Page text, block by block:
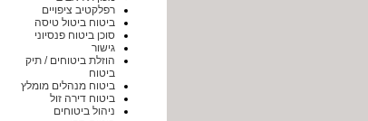
רפלקטיב ציפויים
ביטוח ביטול טיסה
סוכן ביטוח פנסיוני
גישור
הוזלת ביטוחים / תיק
ביטוח
ביטוח מנהלים מומלץ
ביטוח דירה זול
ניהול ביטוחים